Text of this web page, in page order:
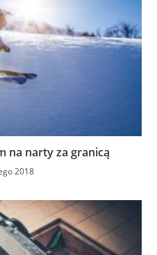
na narty za granicą
2018